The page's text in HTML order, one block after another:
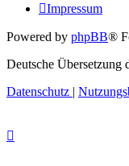
Impressum
Powered by phpBB®
Deutsche Übersetzung
Datenschutz |